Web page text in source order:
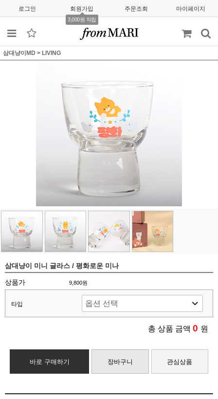
로그인 회원가입
3,000원 적립
주문조회 마이페이지
삼대냥이MD > LIVING
삼대냥이 미니 글라스 / 평화로운 미나
상품가 9,800원
타입
총 상품 금액 0 원
바로 구매하기 장바구니 관심상품